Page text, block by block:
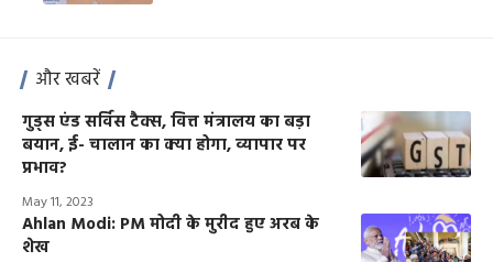
और खबरें
गुड्स एंड सर्विस टैक्स, वित्त मंत्रालय का बड़ा
बयान, ई- चालान का क्या होगा, व्यापार पर
प्रभाव?
May 11, 2023
Ahlan Modi: PM मोदी के मुरीद हुए अरब के
शेख